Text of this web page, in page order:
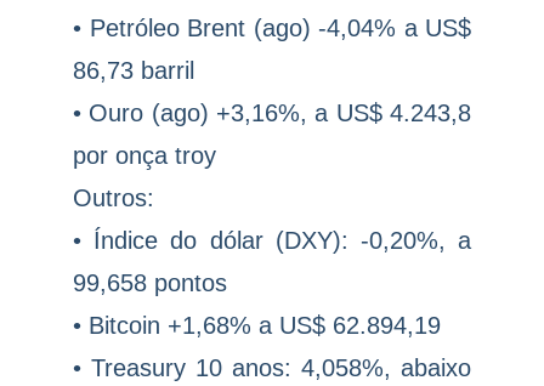
• Petróleo Brent (ago) -4,04% a US$
86,73 barril
• Ouro (ago) +3,16%, a US$ 4.243,8
por onça troy
Outros:
• Índice do dólar (DXY): -0,20%, a
99,658 pontos
• Bitcoin +1,68% a US$ 62.894,19
• Treasury 10 anos: 4,058%, abaixo